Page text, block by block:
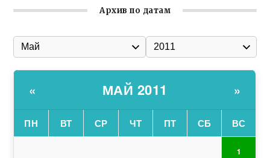
Архив по датам
« МАЙ 2011 »
ПН ВТ СР ЧТ ПТ СБ ВС
1